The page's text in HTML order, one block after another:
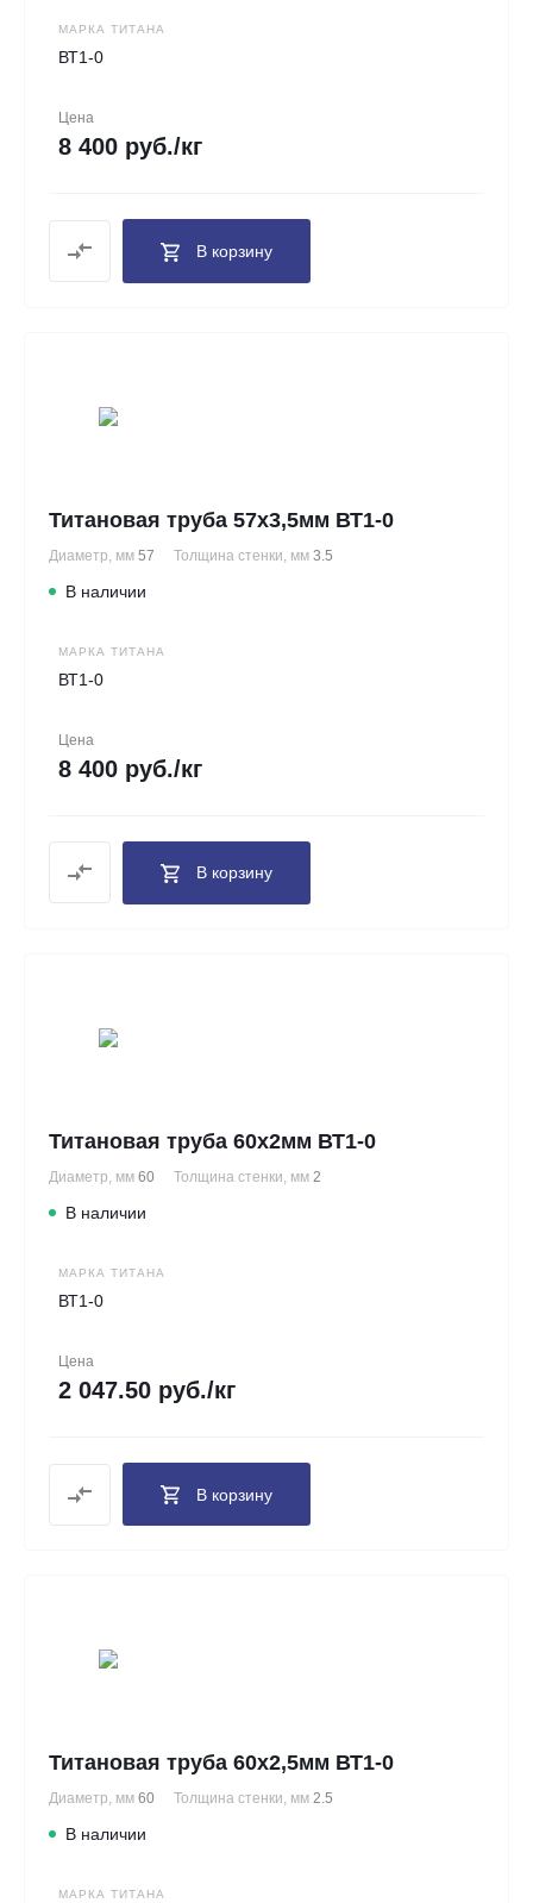
МАРКА ТИТАНА
ВТ1-0
Цена
8 400 руб./кг
В корзину
Титановая труба 57х3,5мм ВТ1-0
Диаметр, мм 57 Толщина стенки, мм 3.5
В наличии
МАРКА ТИТАНА
ВТ1-0
Цена
8 400 руб./кг
В корзину
Титановая труба 60х2мм ВТ1-0
Диаметр, мм 60 Толщина стенки, мм 2
В наличии
МАРКА ТИТАНА
ВТ1-0
Цена
2 047.50 руб./кг
В корзину
Титановая труба 60х2,5мм ВТ1-0
Диаметр, мм 60 Толщина стенки, мм 2.5
В наличии
МАРКА ТИТАНА